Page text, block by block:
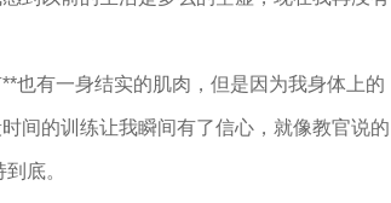
有一身结实的肌肉，但是因为我身体上的
间的训练让我瞬间有了信心，就像教官说的
底。